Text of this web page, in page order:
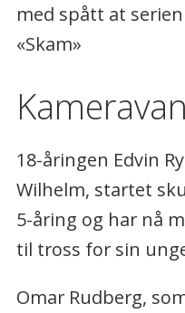
med spått at
«Skam»
18-åringen Edvin
Wilhelm, startet
5-åring og har nå
til tross for sin
Omar Rudberg,